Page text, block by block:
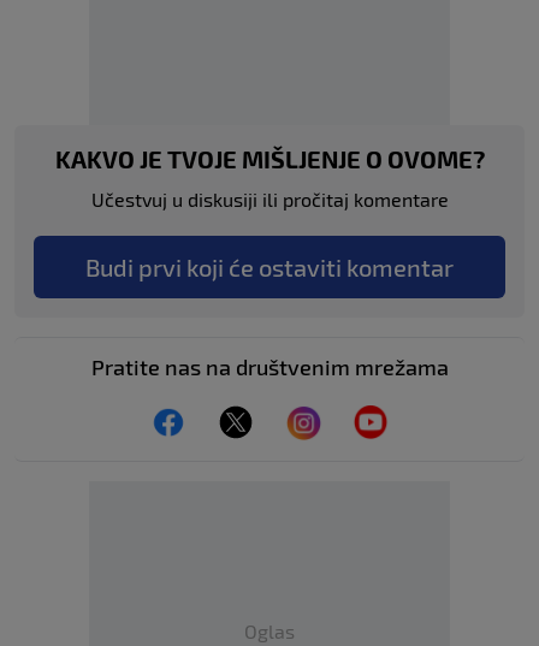
KAKVO JE TVOJE MIŠLJENJE O OVOME?
Učestvuj u diskusiji ili pročitaj komentare
Budi prvi koji će ostaviti komentar
Pratite nas na društvenim mrežama
Oglas